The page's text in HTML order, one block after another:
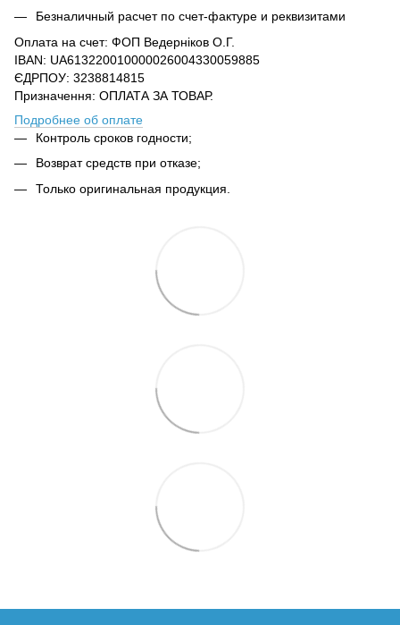
Безналичный расчет по счет-фактуре и реквизитами
Оплата на счет: ФОП Ведерніков О.Г.
IBAN: UA613220010000026004330059885
ЄДРПОУ: 3238814815
Призначення: ОПЛАТА ЗА ТОВАР.
Подробнее об оплате
Контроль сроков годности;
Возврат средств при отказе;
Только оригинальная продукция.